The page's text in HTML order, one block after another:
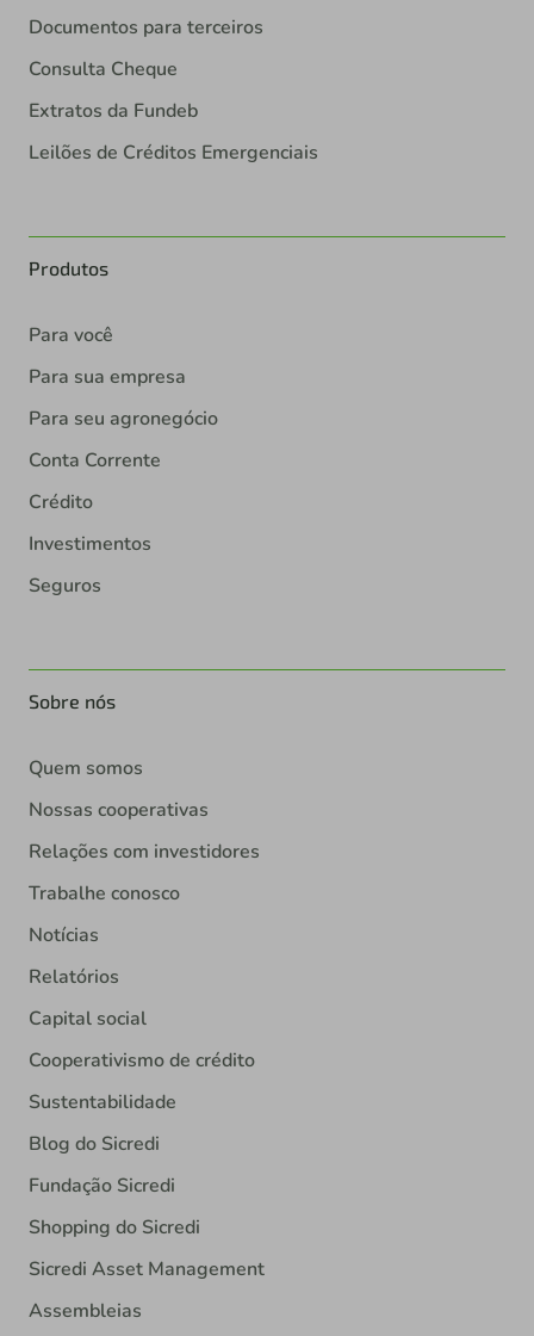
Documentos para terceiros
Consulta Cheque
Extratos da Fundeb
Leilões de Créditos Emergenciais
Produtos
Para você
Para sua empresa
Para seu agronegócio
Conta Corrente
Crédito
Investimentos
Seguros
Sobre nós
Quem somos
Nossas cooperativas
Relações com investidores
Trabalhe conosco
Notícias
Relatórios
Capital social
Cooperativismo de crédito
Sustentabilidade
Blog do Sicredi
Fundação Sicredi
Shopping do Sicredi
Sicredi Asset Management
Assembleias